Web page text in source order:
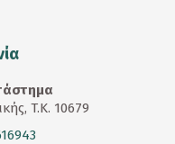
T.K. 10679